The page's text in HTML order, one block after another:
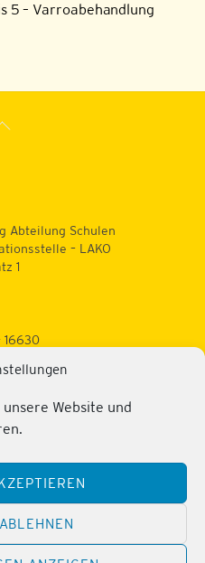
Website und
5 – Varroabehandlung
Back
Abteilung Schulen
– LAKO
1
16630
personalvertretung/